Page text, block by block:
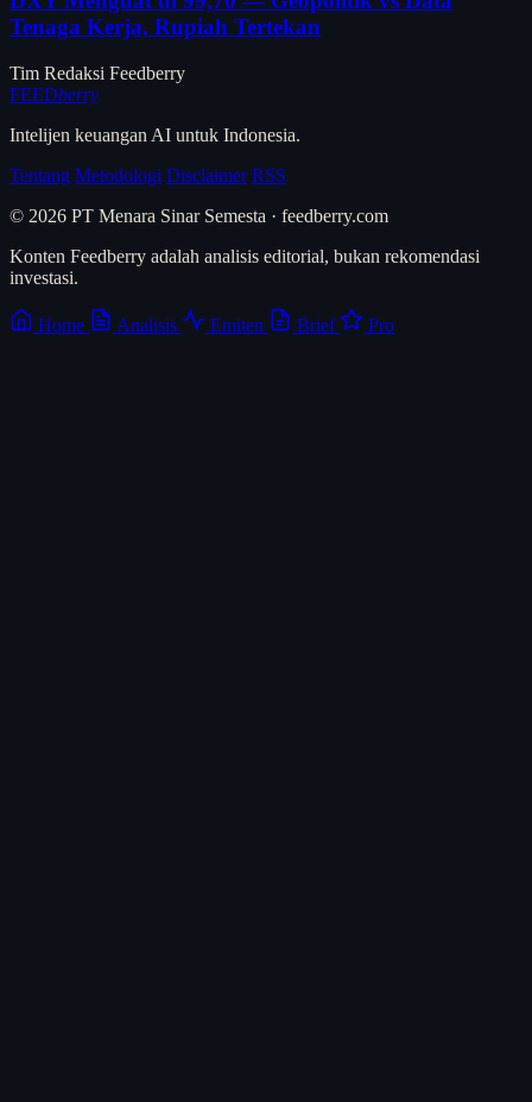
Tenaga Kerja, Rupiah Tertekan
Tim Redaksi Feedberry
FEEDberry
Intelijen keuangan AI untuk Indonesia.
Tentang Metodologi Disclaimer RSS
© 2026 PT Menara Sinar Semesta · feedberry.com
Konten Feedberry adalah analisis editorial, bukan rekomendasi
investasi.
Home Analisis Emiten Brief Pro